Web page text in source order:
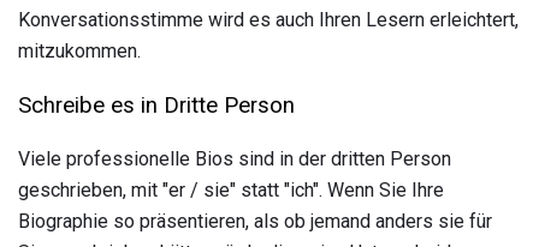
Konversationsstimme wird es auch Ihren Lesern erleichtert,
mitzukommen.
Schreibe es in Dritte Person
Viele professionelle Bios sind in der dritten Person
geschrieben, mit "er / sie" statt "ich". Wenn Sie Ihre
Biographie so präsentieren, als ob jemand anders sie für